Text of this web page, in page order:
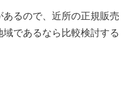
るので、近所の正規販売
であるなら比較検討する